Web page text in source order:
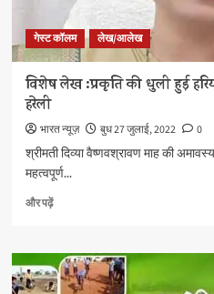
गेस्ट कॉलम लेख/आलेख
विशेष लेख :प्रकृति की धुली हुई
हरेली
भारत न्यूज़ बुध 27 जुलाई, 2022
0
श्रीमती दिव्या वैष्णवश्रावण माह की
महत्वपूर्ण...
और पढ़ेंविशेष
की
धुली
हुई